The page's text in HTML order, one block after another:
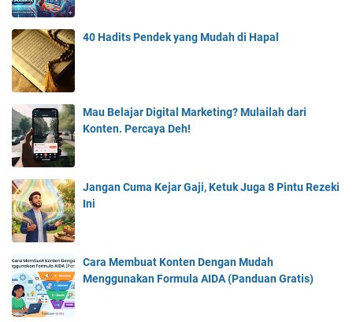
40 Hadits Pendek yang Mudah di Hapal
Mau Belajar Digital Marketing? Mulailah dari
Konten. Percaya Deh!
Jangan Cuma Kejar Gaji, Ketuk Juga 8 Pintu Rezeki
Ini
Cara Membuat Konten Dengan Mudah
Menggunakan Formula AIDA (Panduan Gratis)